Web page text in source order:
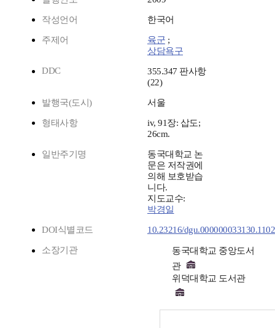
작성언어 한국어
주제어 육군 ;
상담욕구
DDC
355.347 판사항
(22)
발행국(도시) 서울
형태사항
iv, 91장: 삽도;
26cm.
일반주기명
동국대학교 논
문은 저작권에
의해 보호받습
니다.
지도교수:
박경일
DOI식별코드 10.23216/
소장기관
동국대학교 중앙도서
관
위덕대학교 도서관